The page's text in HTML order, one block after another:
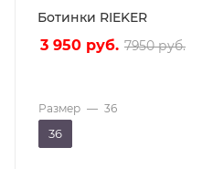
Ботинки RIEKER
3 950 руб. 7950руб.
Размер — 36
36